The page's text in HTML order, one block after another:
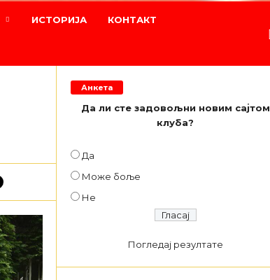
ИСТОРИЈА КОНТАКТ
Анкета
Да ли сте задовољни новим сајтом
клуба?
Да
Може боље
Не
Погледај резултате